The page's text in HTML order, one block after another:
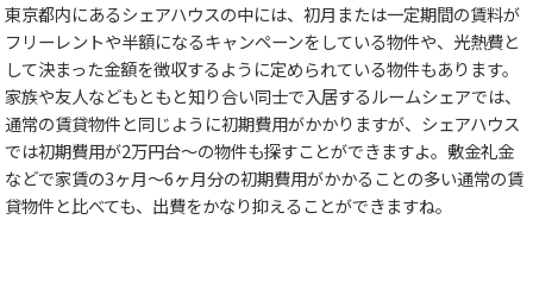
東京都内にあるシェアハウスの中には、初月または一定期間の賃料が
フリーレントや半額になるキャンペーンをしている物件や、光熱費と
して決まった金額を徴収するように定められている物件もあります。
家族や友人などもともと知り合い同士で入居するルームシェアでは、
通常の賃貸物件と同じように初期費用がかかりますが、シェアハウス
では初期費用が2万円台～の物件も探すことができますよ。敷金礼金
などで家賃の3ヶ月～6ヶ月分の初期費用がかかることの多い通常の賃
貸物件と比べても、出費をかなり抑えることができますね。